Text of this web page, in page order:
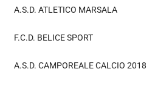
A.S.D. ATLETICO MARSALA
F.C.D. BELICE SPORT
A.S.D. CAMPOREALE CALCIO 2018